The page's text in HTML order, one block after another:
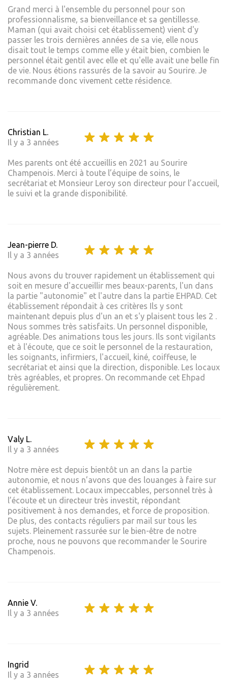
Grand merci à l'ensemble du personnel pour son
professionnalisme, sa bienveillance et sa gentillesse.
Maman (qui avait choisi cet établissement) vient d'y
passer les trois dernières années de sa vie, elle nous
disait tout le temps comme elle y était bien, combien le
personnel était gentil avec elle et qu'elle avait une belle fin
de vie. Nous étions rassurés de la savoir au Sourire. Je
recommande donc vivement cette résidence.
Christian L.
Il y a 3 années
Mes parents ont été accueillis en 2021 au Sourire
Champenois. Merci à toute l’équipe de soins, le
secrétariat et Monsieur Leroy son directeur pour l’accueil,
le suivi et la grande disponibilité.
Jean-pierre D.
Il y a 3 années
Nous avons du trouver rapidement un établissement qui
soit en mesure d'accueillir mes beaux-parents, l'un dans
la partie "autonomie" et l'autre dans la partie EHPAD. Cet
établissement répondait à ces critères Ils y sont
maintenant depuis plus d'un an et s'y plaisent tous les 2 .
Nous sommes très satisfaits. Un personnel disponible,
agréable. Des animations tous les jours. Ils sont vigilants
et à l'écoute, que ce soit le personnel de la restauration,
les soignants, infirmiers, l'accueil, kiné, coiffeuse, le
secrétariat et ainsi que la direction, disponible. Les locaux
très agréables, et propres. On recommande cet Ehpad
régulièrement.
Valy L.
Il y a 3 années
Notre mère est depuis bientôt un an dans la partie
autonomie, et nous n’avons que des louanges à faire sur
cet établissement. Locaux impeccables, personnel très à
l’écoute et un directeur très investit, répondant
positivement à nos demandes, et force de proposition.
De plus, des contacts réguliers par mail sur tous les
sujets. Pleinement rassurée sur le bien-être de notre
proche, nous ne pouvons que recommander le Sourire
Champenois.
Annie V.
Il y a 3 années
Ingrid
Il y a 3 années